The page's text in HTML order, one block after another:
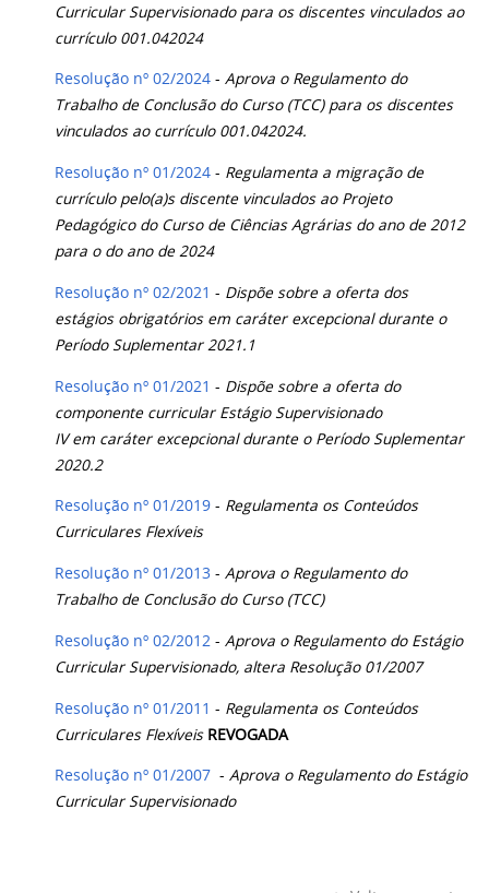
Curricular Supervisionado para os discentes vinculados ao
currículo 001.042024
Resolução nº 02/2024 - Aprova o Regulamento do
Trabalho de Conclusão do Curso (TCC) para os discentes
vinculados ao currículo 001.042024.
Resolução nº 01/2024 - Regulamenta a migração de
currículo pelo(a)s discente vinculados ao Projeto
Pedagógico do Curso de Ciências Agrárias do ano de 2012
para o do ano de 2024
Resolução nº 02/2021 - Dispõe sobre a oferta dos
estágios obrigatórios em caráter excepcional durante o
Período Suplementar 2021.1
Resolução nº 01/2021 - Dispõe sobre a oferta do
componente curricular Estágio Supervisionado
IV em caráter excepcional durante o Período Suplementar
2020.2
Resolução nº 01/2019 - Regulamenta os Conteúdos
Curriculares Flexíveis
Resolução nº 01/2013 - Aprova o Regulamento do
Trabalho de Conclusão do Curso (TCC)
Resolução nº 02/2012 - Aprova o Regulamento do Estágio
Curricular Supervisionado, altera Resolução 01/2007
Resolução nº 01/2011 - Regulamenta os Conteúdos
Curriculares Flexíveis REVOGADA
Resolução nº 01/2007 - Aprova o Regulamento do Estágio
Curricular Supervisionado